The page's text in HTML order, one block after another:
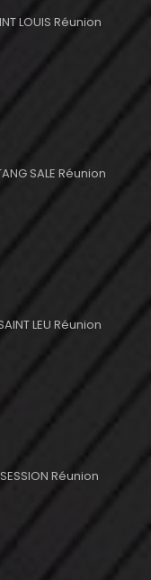
LOUIS Réunion
SALE Réunion
LEU Réunion
Réunion